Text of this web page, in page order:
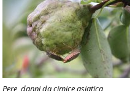
Pere, danni da cimice asiatica